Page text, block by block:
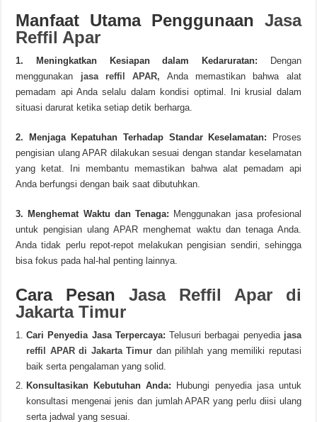
Manfaat Utama Penggunaan Jasa
Reffil Apar
1. Meningkatkan Kesiapan dalam Kedaruratan: Dengan
menggunakan jasa reffil APAR, Anda memastikan bahwa alat
pemadam api Anda selalu dalam kondisi optimal. Ini krusial dalam
situasi darurat ketika setiap detik berharga.
2. Menjaga Kepatuhan Terhadap Standar Keselamatan: Proses
pengisian ulang APAR dilakukan sesuai dengan standar keselamatan
yang ketat. Ini membantu memastikan bahwa alat pemadam api
Anda berfungsi dengan baik saat dibutuhkan.
3. Menghemat Waktu dan Tenaga: Menggunakan jasa profesional
untuk pengisian ulang APAR menghemat waktu dan tenaga Anda.
Anda tidak perlu repot-repot melakukan pengisian sendiri, sehingga
bisa fokus pada hal-hal penting lainnya.
Cara PesanJasa Reffil Apar di
Jakarta Timur
Cari Penyedia Jasa Terpercaya: Telusuri berbagai penyedia jasa
reffil APAR di Jakarta Timur dan pilihlah yang memiliki reputasi
baik serta pengalaman yang solid.
Konsultasikan Kebutuhan Anda: Hubungi penyedia jasa untuk
konsultasi mengenai jenis dan jumlah APAR yang perlu diisi ulang
serta jadwal yang sesuai.